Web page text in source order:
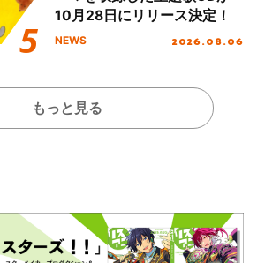
10月28日にリリース決定！
NEWS 2026.08.06
もっと見る